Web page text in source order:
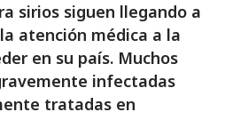
sirios siguen llegando a
atención médica a la
en su país. Muchos
infectadas
tratadas en